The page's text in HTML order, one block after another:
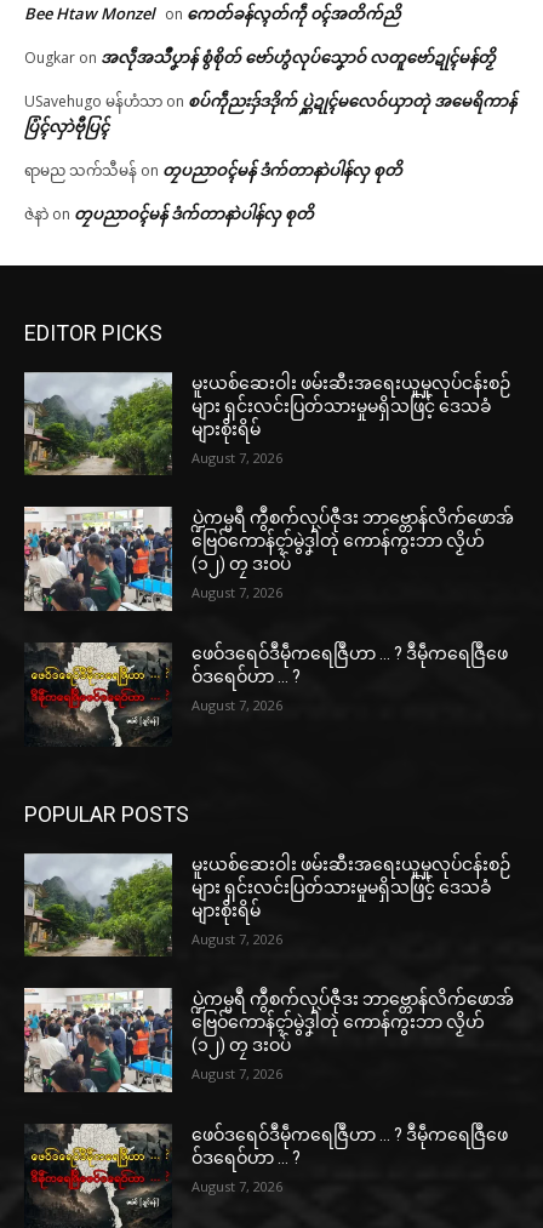
Bee Htaw Monzel on ကေတ်ခန်လ္ၚတ်ကဵု ၀ၚ်အတိက်ညိ
Ougkar on အလဵုအသဳပၞာန် စွံစိုတ် ဗော်ဟွံလုပ်သၞောဝ် လတူဗော်ဍုၚ်မန်တၟိ
USavehugo မန်ဟံသာ on စပ်ကဵုညးဒှ်ဒဒိုက် ပ္ဋဲဍုၚ်မလေဝ်ယှာတုဲ အမေရိကာန်
ပြံၚ်လှာဲဗီုပြၚ်
ရာမည သက်သီမန် on တၠပညာဝၚ်မန် ဒံက်တာနာဲပါန်လှ စုတိ
ဇဲနာဲ on တၠပညာဝၚ်မန် ဒံက်တာနာဲပါန်လှ စုတိ
EDITOR PICKS
မူးယစ်ဆေးဝါး ဖမ်းဆီးအရေးယူမှုလုပ်ငန်းစဉ်
များ ရှင်းလင်းပြတ်သားမှုမရှိသဖြင့် ဒေသခံ
များစိုးရိမ်
August 7, 2026
ပ္ဍဲကမ္မရဳ ကွဳစက်လုပ်ဇီုဒး ဘာဗ္တောန်လိက်ဖောအ်
ဗြေဝ်ကောန်ၚာ်မွဲဒၞါဲတုဲ ကောန်ကွးဘာ လၟိဟ်
(၁၂) တၠ ဒးဝပ်
August 7, 2026
ဖေဝ်ဒရေဝ်ဒဳမဵုကရေဇြဳဟာ … ? ဒဳမဵုကရေဇြဳဖေ
ဝ်ဒရေဝ်ဟာ … ?
August 7, 2026
POPULAR POSTS
မူးယစ်ဆေးဝါး ဖမ်းဆီးအရေးယူမှုလုပ်ငန်းစဉ်
များ ရှင်းလင်းပြတ်သားမှုမရှိသဖြင့် ဒေသခံ
များစိုးရိမ်
August 7, 2026
ပ္ဍဲကမ္မရဳ ကွဳစက်လုပ်ဇီုဒး ဘာဗ္တောန်လိက်ဖောအ်
ဗြေဝ်ကောန်ၚာ်မွဲဒၞါဲတုဲ ကောန်ကွးဘာ လၟိဟ်
(၁၂) တၠ ဒးဝပ်
August 7, 2026
ဖေဝ်ဒရေဝ်ဒဳမဵုကရေဇြဳဟာ … ? ဒဳမဵုကရေဇြဳဖေ
ဝ်ဒရေဝ်ဟာ … ?
August 7, 2026